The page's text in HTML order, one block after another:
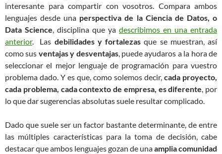
interesante para compartir con vosotros. Compara ambos
lenguajes desde una perspectiva de la Ciencia de Datos, o
Data Science, disciplina que ya describimos en una entrada
anterior. Las debilidades y fortalezas que se muestran, así
como sus ventajas y desventajas, puede ayudaros a la hora de
seleccionar el mejor lenguaje de programación para vuestro
problema dado. Y es que, como solemos decir, cada proyecto,
cada problema, cada contexto de empresa, es diferente, por
lo que dar sugerencias absolutas suele resultar complicado.
Dado que suele ser un factor bastante determinante, de entre
las múltiples características para la toma de decisión, cabe
destacar que ambos lenguajes gozan de unaamplia comunidad